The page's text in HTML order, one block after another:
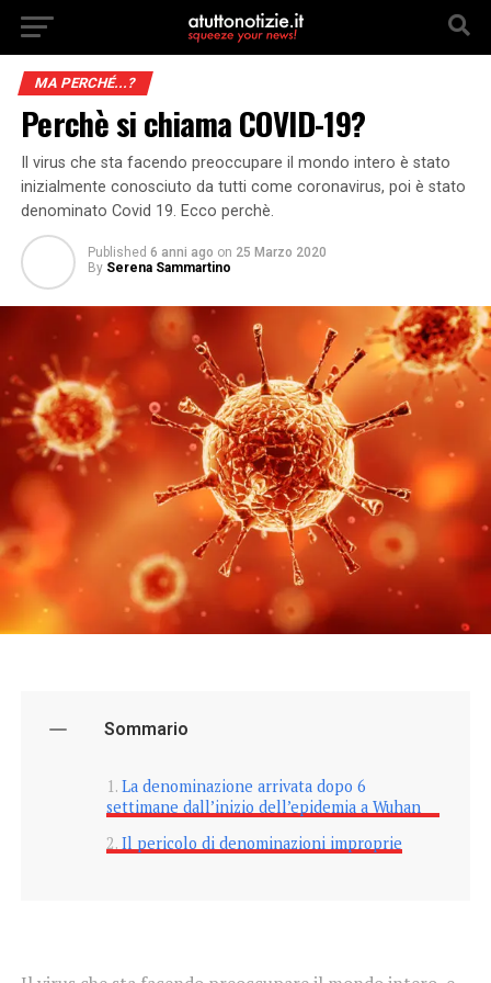
MA PERCHÉ...?
Perchè si chiama COVID-19?
Il virus che sta facendo preoccupare il mondo intero è stato
inizialmente conosciuto da tutti come coronavirus, poi è stato
denominato Covid 19. Ecco perchè.
Published 6 anni ago on 25 Marzo 2020
By Serena Sammartino
Sommario
La denominazione arrivata dopo 6
settimane dall’inizio dell’epidemia a Wuhan
Il pericolo di denominazioni improprie